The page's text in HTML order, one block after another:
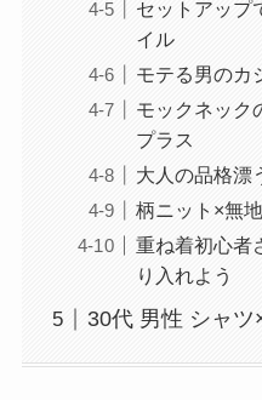
セットアップ
イル
モテる男のカ
モックネック
プラス
大人の品格漂
柄ニット×無
重ね着初心者
り入れよう
30代 男性 シャ